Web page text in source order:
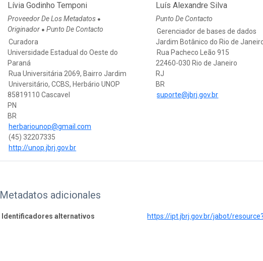
Lívia Godinho Temponi
Proveedor De Los Metadatos ●
Originador ● Punto De Contacto
Curadora
Universidade Estadual do Oeste do
Paraná
Rua Universitária 2069, Bairro Jardim
Universitário, CCBS, Herbário UNOP
85819110 Cascavel
PN
BR
herbariounop@gmail.com
(45) 32207335
http://unop.jbrj.gov.br
Luís Alexandre Silva
Punto De Contacto
Gerenciador de bases de dados
Jardim Botânico do Rio de
Rua Pacheco Leão 915
22460-030 Rio de Janeiro
RJ
BR
suporte@jbrj.gov.br
Metadatos adicionales
Identificadores alternativos https://ipt.jbrj.gov.br/jabot/